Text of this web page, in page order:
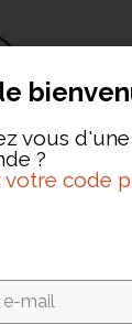
60 cm peut
de 30 kg. À
la répartition
sur le
vous
?
votre code